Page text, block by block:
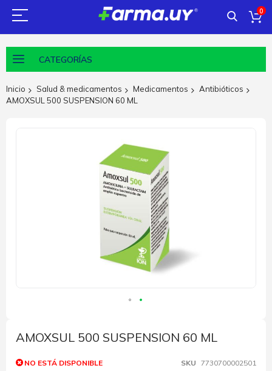
0
CATEGORÍAS
Inicio Salud & medicamentos Medicamentos
Antibióticos
AMOXSUL 500 SUSPENSION 60 ML
comienzo
de
galería
AMOXSUL 500 SUSPENSION 60 ML
NO ESTÁ DISPONIBLE SKU 7730700002501